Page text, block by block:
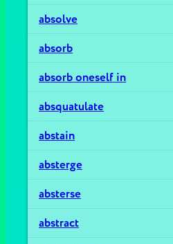
absolve
absorb
absorb oneself in
absquatulate
abstain
absterge
absterse
abstract